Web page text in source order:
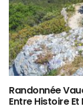
Randonnée
Entre Histoire